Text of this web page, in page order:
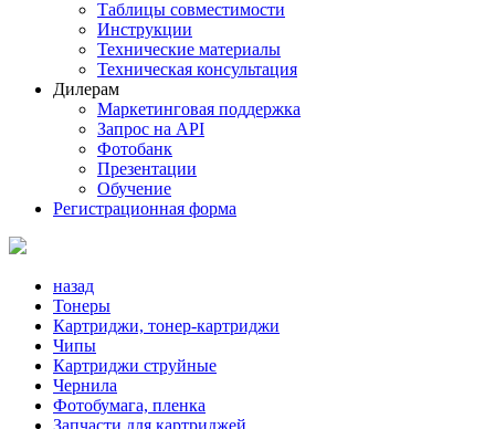
Таблицы совместимости
Инструкции
Технические материалы
Техническая консультация
Дилерам
Маркетинговая поддержка
Запрос на API
Фотобанк
Презентации
Обучение
Регистрационная форма
назад
Тонеры
Картриджи, тонер-картриджи
Чипы
Картриджи струйные
Чернила
Фотобумага, пленка
Запчасти для картриджей